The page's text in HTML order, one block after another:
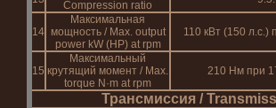
Compression ratio
14
Максимальная
мощность / Max. output
power kW (HP) at rpm
110 кВт (150 л.с.)
15
Максимальный
крутящий момент / Max.
torque N·m at rpm
210 Нм при
Трансмиссия /